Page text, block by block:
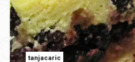
tanjacaric